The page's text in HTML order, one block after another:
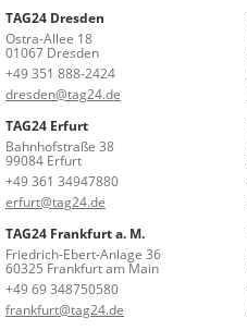
TAG24 Dresden
Ostra-Allee 18
01067 Dresden
+49 351 888-2424
dresden@tag24.de
TAG24 Erfurt
Bahnhofstraße 38
99084 Erfurt
+49 361 34947880
erfurt@tag24.de
TAG24 Frankfurt a. M.
Friedrich-Ebert-Anlage 36
60325 Frankfurt am Main
+49 69 348750580
frankfurt@tag24.de